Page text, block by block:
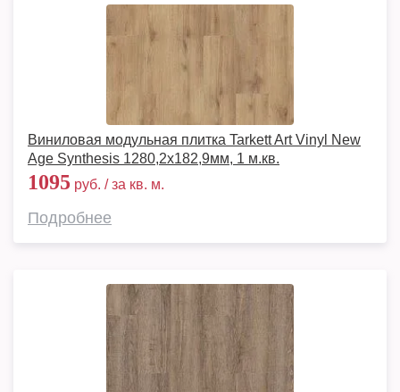
Виниловая модульная плитка Tarkett Art Vinyl New
Age Synthesis 1280,2х182,9мм, 1 м.кв.
1095 руб. / за кв. м.
Подробнее